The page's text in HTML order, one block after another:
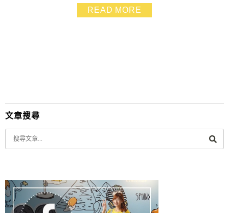
種美味食譜呢! 不知道大家是否也同意 在外面的山珍海味.
再怎樣都比不上家庭料理的親切與懷念 看到家人們圍在
READ MORE
文章搜尋